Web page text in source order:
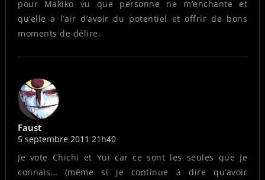
pour Makiko vu que personne ne m’enchante et
qu’elle a l’air d’avoir du potentiel et offrir de bons
moments de délire.
Faust
5 septembre 2011 21h40
Je vote Chichi et Yui car ce sont les seules que je
connais… (même si je continue à dire qu’avoir